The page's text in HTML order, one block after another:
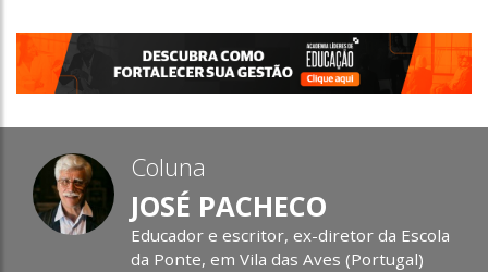
Coluna
JOSÉ PACHECO
Educador e escritor, ex-diretor da Escola
da Ponte, em Vila das Aves (Portugal)